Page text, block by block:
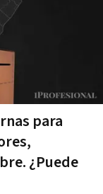
para
¿Puede